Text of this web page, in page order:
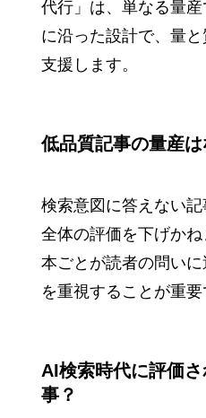
代行」は、単なる量
に沿った設計で、量
支援します。
低品質記事の量産は
検索意図に答えない
全体の評価を下げか
本ごとが読者の問い
を重視することが重要
AI検索時代に評価
事？